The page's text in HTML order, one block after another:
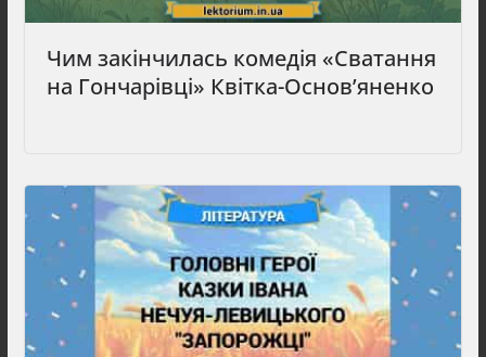
Чим закінчилась комедія «Сватання
на Гончарівці» Квітка-Основ’яненко